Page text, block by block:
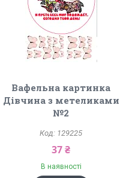
Вафельна картинка
Дівчина з метеликами
№2
129225
37 ₴
В наявності